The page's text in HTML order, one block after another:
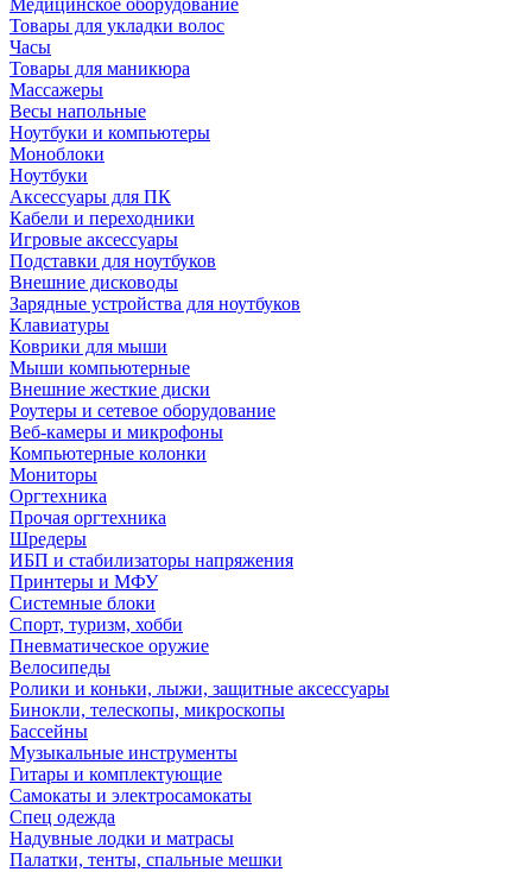
Медицинское оборудование
Товары для укладки волос
Часы
Товары для маникюра
Массажеры
Весы напольные
Ноутбуки и компьютеры
Моноблоки
Ноутбуки
Аксессуары для ПК
Кабели и переходники
Игровые аксессуары
Подставки для ноутбуков
Внешние дисководы
Зарядные устройства для ноутбуков
Клавиатуры
Коврики для мыши
Мыши компьютерные
Внешние жесткие диски
Роутеры и сетевое оборудование
Веб-камеры и микрофоны
Компьютерные колонки
Мониторы
Оргтехника
Прочая оргтехника
Шредеры
ИБП и стабилизаторы напряжения
Принтеры и МФУ
Системные блоки
Спорт, туризм, хобби
Пневматическое оружие
Велосипеды
Ролики и коньки, лыжи, защитные аксессуары
Бинокли, телескопы, микроскопы
Бассейны
Музыкальные инструменты
Гитары и комплектующие
Самокаты и электросамокаты
Спец одежда
Надувные лодки и матрасы
Палатки, тенты, спальные мешки